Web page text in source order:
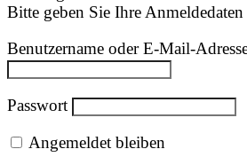
Bitte geben Sie Ihre
Benutzername oder E-Mail-
Passwort
Angemeldet bleiben